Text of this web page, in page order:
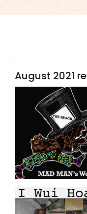
Sublinemusic &
August 2021